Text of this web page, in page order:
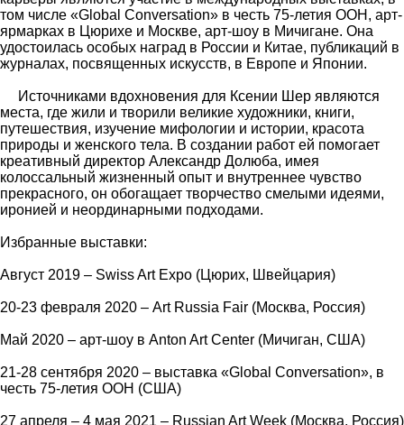
том числе «Global Conversation» в честь 75-летия ООН, арт-
ярмарках в Цюрихе и Москве, арт-шоу в Мичигане. Она
удостоилась особых наград в России и Китае, публикаций в
журналах, посвященных искусств, в Европе и Японии.
Источниками вдохновения для Ксении Шер являются
места, где жили и творили великие художники, книги,
путешествия, изучение мифологии и истории, красота
природы и женского тела. В создании работ ей помогает
креативный директор Александр Долюба, имея
колоссальный жизненный опыт и внутреннее чувство
прекрасного, он обогащает творчество смелыми идеями,
иронией и неординарными подходами.
Избранные выставки:
Август 2019 – Swiss Art Expo (Цюрих, Швейцария)
20-23 февраля 2020 – Art Russia Fair (Москва, Россия)
Май 2020 – арт-шоу в Anton Art Center (Мичиган, США)
21-28 сентября 2020 – выставка «Global Conversation», в
честь 75-летия ООН (США)
27 апреля – 4 мая 2021 – Russian Art Week (Москва, Россия)